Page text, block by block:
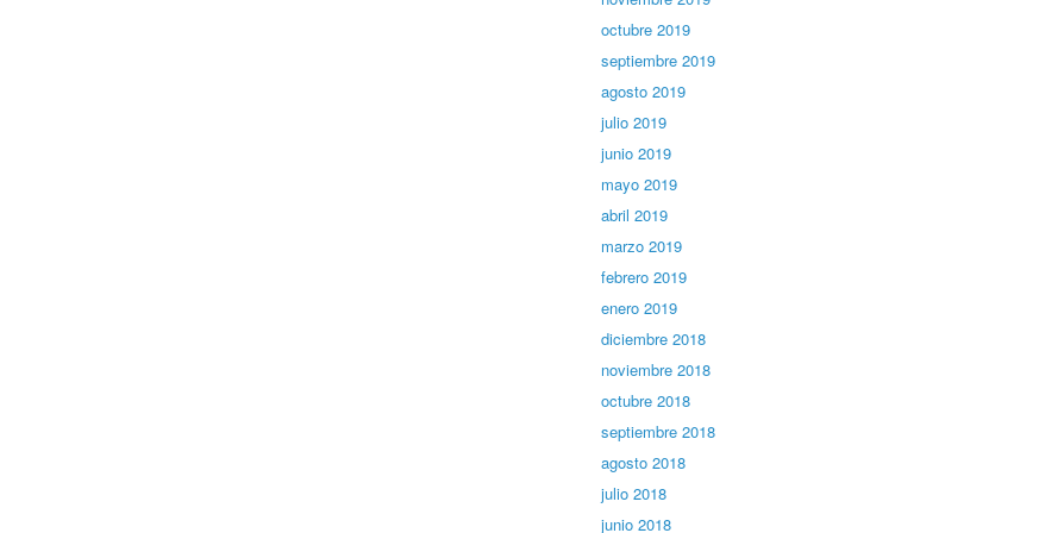
octubre 2019
septiembre 2019
agosto 2019
julio 2019
junio 2019
mayo 2019
abril 2019
marzo 2019
febrero 2019
enero 2019
diciembre 2018
noviembre 2018
octubre 2018
septiembre 2018
agosto 2018
julio 2018
junio 2018